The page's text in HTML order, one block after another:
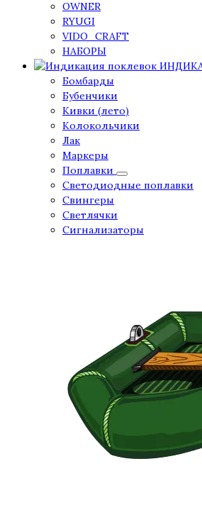
OWNER
RYUGI
VIDO_CRAFT
НАБОРЫ
Бомбарды
Бубенчики
Кивки (лето)
Колокольчики
Лак
Маркеры
Поплавки
Светодиодные поплавки
Свингеры
Светлячки
Сигнализаторы